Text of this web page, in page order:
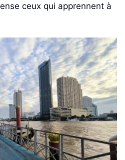
ceux qui apprennent à